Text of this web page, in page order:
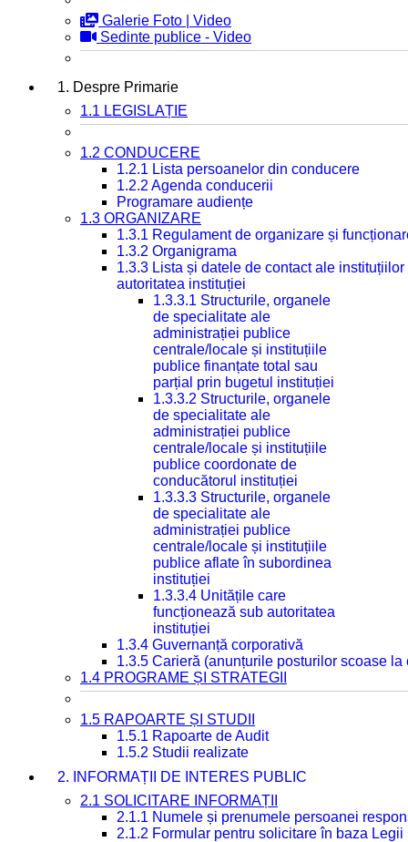
Galerie Foto | Video
Sedinte publice - Video
1. Despre Primarie
1.1 LEGISLAȚIE
1.2 CONDUCERE
1.2.1 Lista persoanelor din conducere
1.2.2 Agenda conducerii
Programare audiențe
1.3 ORGANIZARE
1.3.1 Regulament de organizare și
1.3.2 Organigrama
1.3.3 Lista și datele de contact ale
autoritatea instituției
1.3.3.1 Structurile, organele
de specialitate ale
administrației publice
centrale/locale și instituțiile
publice finanțate total sau
parțial prin bugetul instituției
1.3.3.2 Structurile, organele
de specialitate ale
administrației publice
centrale/locale și instituțiile
publice coordonate de
conducătorul instituției
1.3.3.3 Structurile, organele
de specialitate ale
administrației publice
centrale/locale și instituțiile
publice aflate în subordinea
instituției
1.3.3.4 Unitățile care
funcționează sub autoritatea
instituției
1.3.4 Guvernanță corporativă
1.3.5 Carieră (anunțurile posturilor scoase la
1.4 PROGRAME ȘI STRATEGII
1.5 RAPOARTE ȘI STUDII
1.5.1 Rapoarte de Audit
1.5.2 Studii realizate
2. INFORMAȚII DE INTERES PUBLIC
2.1 SOLICITARE INFORMAȚII
2.1.1 Numele și prenumele persoanei
2.1.2 Formular pentru solicitare în baza Legii